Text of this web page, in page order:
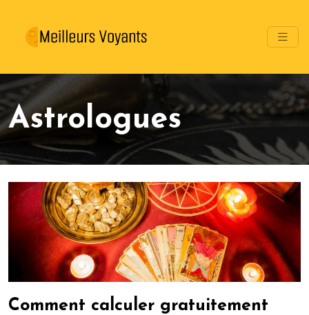
Astrologues
Comment calculer gratuitement